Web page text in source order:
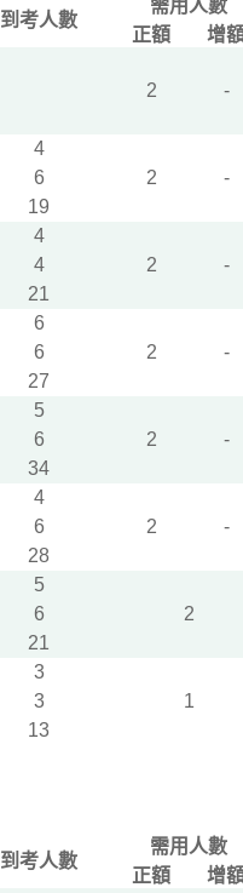
到考人數
需用人數
正額 增
2
-
4
2
-
6
19
4
2
-
4
21
6
2
-
6
27
5
2
-
6
34
4
2
-
6
28
5
2
6
21
3
1
3
13
到考人數
需用人數
正額 增